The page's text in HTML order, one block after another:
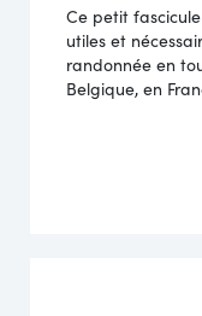
Ce petit
utiles et
randonnée en
Belgique, en